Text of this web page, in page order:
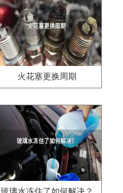
火花塞更换周期